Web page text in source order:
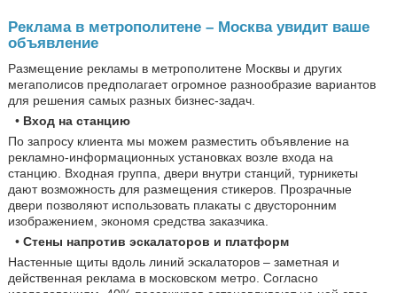
Реклама в метрополитене – Москва увидит ваше
объявление
Размещение рекламы в метрополитене Москвы и других
мегаполисов предполагает огромное разнообразие вариантов
для решения самых разных бизнес-задач.
• Вход на станцию
По запросу клиента мы можем разместить объявление на
рекламно-информационных установках возле входа на
станцию. Входная группа, двери внутри станций, турникеты
дают возможность для размещения стикеров. Прозрачные
двери позволяют использовать плакаты с двусторонним
изображением, экономя средства заказчика.
• Стены напротив эскалаторов и платформ
Настенные щиты вдоль линий эскалаторов – заметная и
действенная реклама в московском метро. Согласно